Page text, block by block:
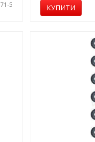
5 КУПИТИ